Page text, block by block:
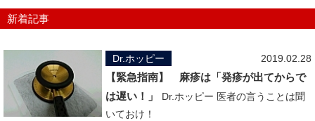
新着記事
2019.02.28
Dr.ホッピー
【緊急指南】 麻疹は「発疹が出てからで
は遅い！」
Dr.ホッピー 医者の言うことは聞
いておけ！